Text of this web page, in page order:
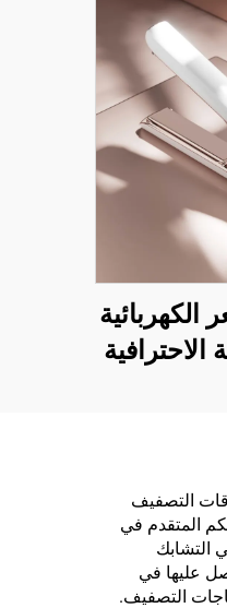
الكهربائية
الاحترافية
التصفيف
المتقدم في
التشابك
عليها في
التصفيف.